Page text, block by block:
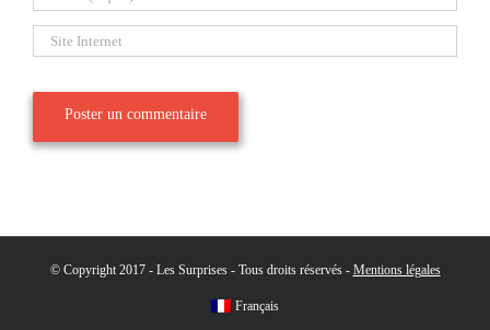
© Copyright 2017 - Les Surprises - Tous droits réservés - Mentions légales
Français